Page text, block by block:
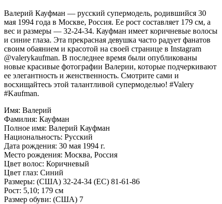
Валерий Кауфман — русский супермодель, родившийся 30
мая 1994 года в Москве, Россия. Ее рост составляет 179 см, а
вес и размеры — 32-24-34. Кауфман имеет коричневые волосы
и синие глаза. Эта прекрасная девушка часто радует фанатов
своим обаянием и красотой на своей странице в Instagram
@valerykaufman. В последнее время были опубликованы
новые красивые фотографии Валерии, которые подчеркивают
ее элегантность и женственность. Смотрите сами и
восхищайтесь этой талантливой супермоделью! #Valery
#Kaufman.
Имя: Валерий
Фамилия: Кауфман
Полное имя: Валерий Кауфман
Национальность: Русский
Дата рождения: 30 мая 1994 г.
Место рождения: Москва, Россия
Цвет волос: Коричневый
Цвет глаз: Синий
Размеры: (США) 32-24-34 (ЕС) 81-61-86
Рост: 5,10; 179 см
Размер обуви: (США) 7